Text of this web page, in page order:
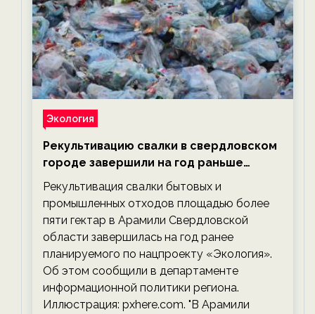
Экология
Рекультивацию свалки в свердловском
городе завершили на год раньше
планируемого срока — новости
экологии на ECOportal
Рекультивация свалки бытовых и
промышленных отходов площадью более
пяти гектар в Арамили Свердловской
области завершилась на год ранее
планируемого по нацпроекту «Экология».
Об этом сообщили в департаменте
информационной политики региона.
Иллюстрация: pxhere.com. "В Арамили